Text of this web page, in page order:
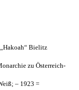
Bielitz
zu Österreich-
– 1923 =